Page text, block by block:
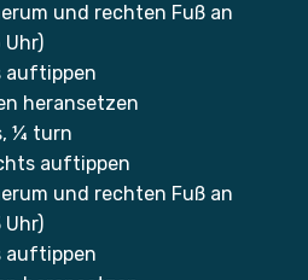
und rechten Fuß an
Uhr)
auftippen
heransetzen
¼ turn
auftippen
und rechten Fuß an
Uhr)
auftippen